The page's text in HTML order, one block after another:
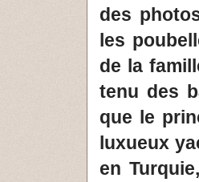
des
les
de la
tenu des
que le
luxueux
en